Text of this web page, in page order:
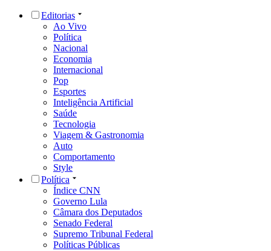
Editorias
Ao Vivo
Política
Nacional
Economia
Internacional
Pop
Esportes
Inteligência Artificial
Saúde
Tecnologia
Viagem & Gastronomia
Auto
Comportamento
Style
Política
Índice CNN
Governo Lula
Câmara dos Deputados
Senado Federal
Supremo Tribunal Federal
Políticas Públicas